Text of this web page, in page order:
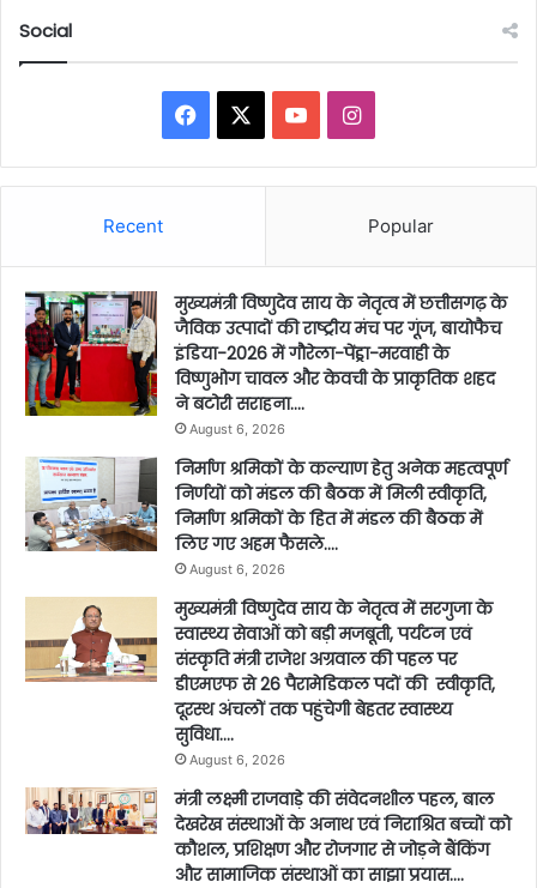
Social
Facebook YouTubeInstagram
Recent Popular
मुख्यमंत्री विष्णुदेव साय के नेतृत्व में छत्तीसगढ़ के
जैविक उत्पादों की राष्ट्रीय मंच पर गूंज, बायोफैच
इंडिया-2026 में गौरेला-पेंड्रा-मरवाही के
विष्णुभोग चावल और केवची के प्राकृतिक शहद
ने बटोरी सराहना….
August 6, 2026
निर्माण श्रमिकों के कल्याण हेतु अनेक महत्वपूर्ण
निर्णयों को मंडल की बैठक में मिली स्वीकृति,
निर्माण श्रमिकों के हित में मंडल की बैठक में
लिए गए अहम फैसले….
August 6, 2026
मुख्यमंत्री विष्णुदेव साय के नेतृत्व में सरगुजा के
स्वास्थ्य सेवाओं को बड़ी मजबूती, पर्यटन एवं
संस्कृति मंत्री राजेश अग्रवाल की पहल पर
डीएमएफ से 26 पैरामेडिकल पदों की स्वीकृति,
दूरस्थ अंचलों तक पहुंचेगी बेहतर स्वास्थ्य
सुविधा….
August 6, 2026
मंत्री लक्ष्मी राजवाड़े की संवेदनशील पहल, बाल
देखरेख संस्थाओं के अनाथ एवं निराश्रित बच्चों को
कौशल, प्रशिक्षण और रोजगार से जोड़ने बैंकिंग
और सामाजिक संस्थाओं का साझा प्रयास….